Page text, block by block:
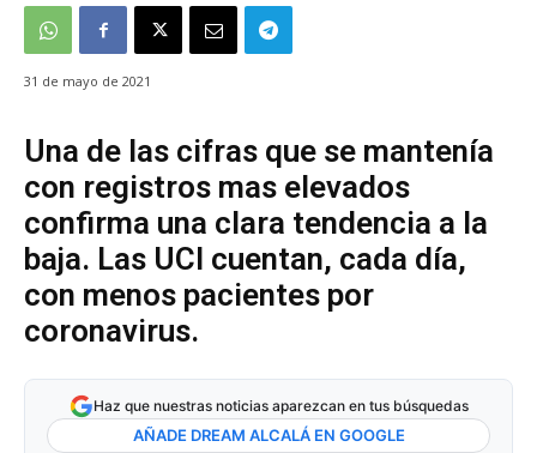
31 de mayo de 2021
Una de las cifras que se mantenía
con registros mas elevados
confirma una clara tendencia a la
baja. Las UCI cuentan, cada día,
con menos pacientes por
coronavirus.
Haz que nuestras noticias aparezcan en tus búsquedas
AÑADE DREAM ALCALÁ EN GOOGLE